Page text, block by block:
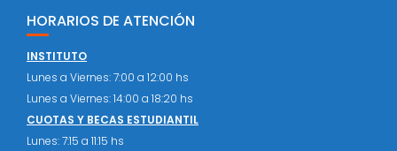
HORARIOS DE ATENCIÓN
INSTITUTO
Lunes a Viernes: 7:00 a 12:00 hs
Lunes a Viernes: 14:00 a 18:20 hs
CUOTAS Y BECAS ESTUDIANTIL
Lunes: 7:15 a 11:15 hs